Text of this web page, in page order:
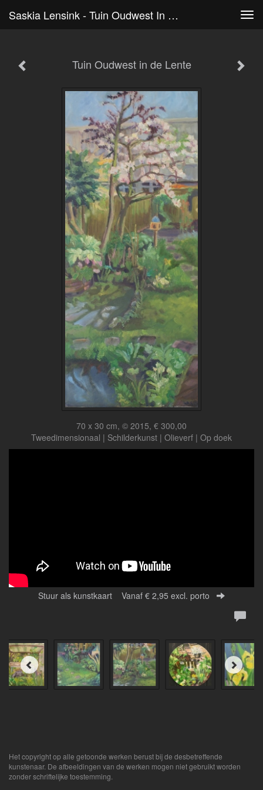
Saskia Lensink - Tuin Oudwest In De Lente
Tuin Oudwest in de Lente
70 x 30 cm, © 2015, € 300,00
Tweedimensionaal | Schilderkunst | Olieverf | Op doek
Stuur als kunstkaart Vanaf € 2,95 excl. porto
Het copyright op alle getoonde werken berust bij de desbetreffende
kunstenaar. De afbeeldingen van de werken mogen niet gebruikt worden
zonder schriftelijke toestemming.